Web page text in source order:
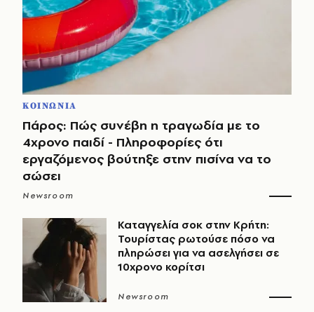
ΚΟΙΝΩΝΙΑ
Πάρος: Πώς συνέβη η τραγωδία με το
4χρονο παιδί - Πληροφορίες ότι
εργαζόμενος βούτηξε στην πισίνα να το
σώσει
Newsroom
Καταγγελία σοκ στην Κρήτη:
Τουρίστας ρωτούσε πόσο να
πληρώσει για να ασελγήσει σε
10χρονο κορίτσι
Newsroom